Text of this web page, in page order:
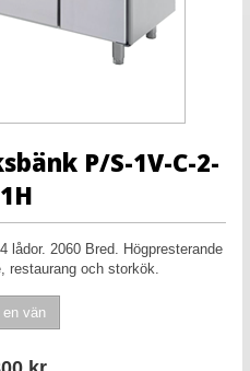
P/S-1V-C-2-
lådor. 2060 Bred. Högpresterande
restaurang och storkök.